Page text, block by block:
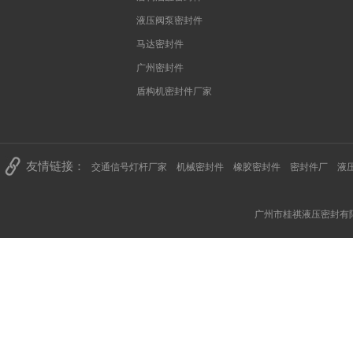
液压阀泵密封件
马达密封件
广州密封件
盾构机密封件厂家
友情链接： 交通信号灯杆厂家 机械密封件 橡胶密封件 密封件厂 液
广州市桂祺液压密封有